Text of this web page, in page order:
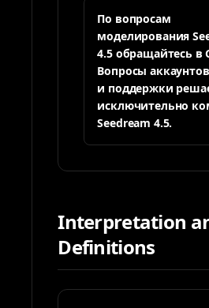
По вопросам
моделирования
4.5 обращайтесь в
Вопросы
и поддержки
исключительно
Seedream 4.5.
Interpretation
Definitions